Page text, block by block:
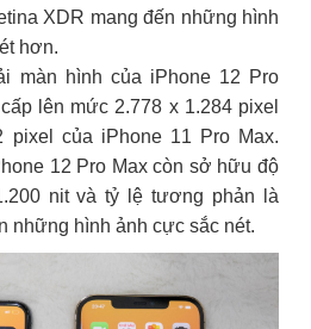
XDR mang đến những hình
hơn.
màn hình của iPhone 12 Pro
lên mức 2.778 x 1.284 pixel
pixel của iPhone 11 Pro Max.
12 Pro Max còn sở hữu độ
nit và tỷ lệ tương phản là
những hình ảnh cực sắc nét.